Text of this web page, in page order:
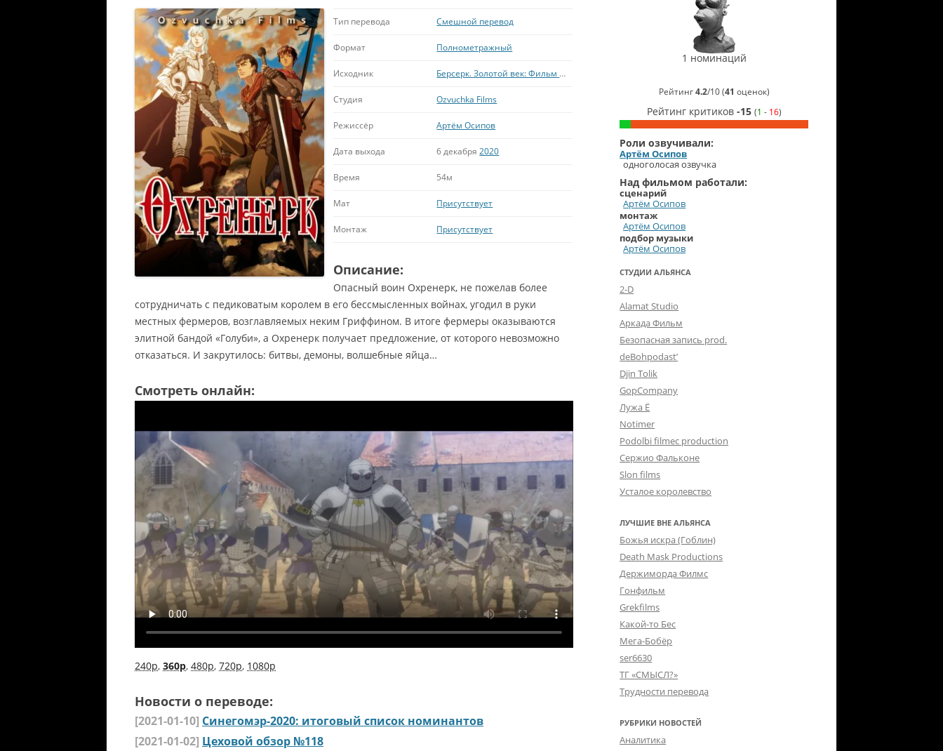
Тип перевода Смешной перевод
Формат Полнометражный
Исходник Берсерк. Золотой век: Фильм I. Бехерит Властителя
Студия Ozvuchka Films
Режиссёр Артём Осипов
Дата выхода 6 декабря2020
Время 54м
Мат Присутствует
Монтаж Присутствует
Описание:
Опасный воин Охренерк, не пожелав более
сотрудничать с педиковатым королем в его бессмысленных войнах, угодил в руки
местных фермеров, возглавляемых неким Гриффином. В итоге фермеры оказываются
элитной бандой «Голуби», а Охренерк получает предложение, от которого невозможно
отказаться. И закрутилось: битвы, демоны, волшебные яйца…
Смотреть онлайн:
240p, 360p, 480p, 720p, 1080p
Новости о переводе:
[2021-01-10] Синегомэр-2020: итоговый список номинантов
[2021-01-02] Цеховой обзор №118
СинеГомэр
2020
Лучший
монтаж
звука
Артём
Осипов)
1 номинаций
Рейтинг4.2/10(41 оценок)
Рейтинг критиков -15 (1 - 16)
Роли озвучивали:
Артём Осипов
одноголосая озвучка
Над фильмом работали:
сценарий
Артём Осипов
монтаж
Артём Осипов
подбор музыки
Артём Осипов
СТУДИИ АЛЬЯНСА
2-D
Alamat Studio
Аркада Фильм
Безопасная запись prod.
deBohpodast’
Djin Tolik
GopCompany
Лужа Ё
Notimer
Podolbi filmec production
Сержио Фальконе
Slon films
Усталое королевство
ЛУЧШИЕ ВНЕ АЛЬЯНСА
Божья искра (Гоблин)
Death Mask Productions
Держиморда Филмс
Гонфильм
Grekfilms
Какой-то Бес
Мега-Бобёр
ser6630
ТГ «СМЫСЛ?»
Трудности перевода
РУБРИКИ НОВОСТЕЙ
Аналитика